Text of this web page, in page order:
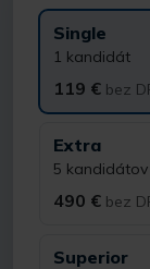
Single
1 kandidát
119 € bez
Extra
5 kandidátov
490 € bez
Superior